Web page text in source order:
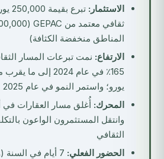
الاستثمار:
تبرع
المناطق منخفضة الكثافة)
الارتفاع: نمت تبرعات المسار
يورو؛ واستمر النمو في عام 2025
المحرك:
وانتقل المستثمرون الواعون
الثقافي
الحضور الفعلي:
7 أيام في